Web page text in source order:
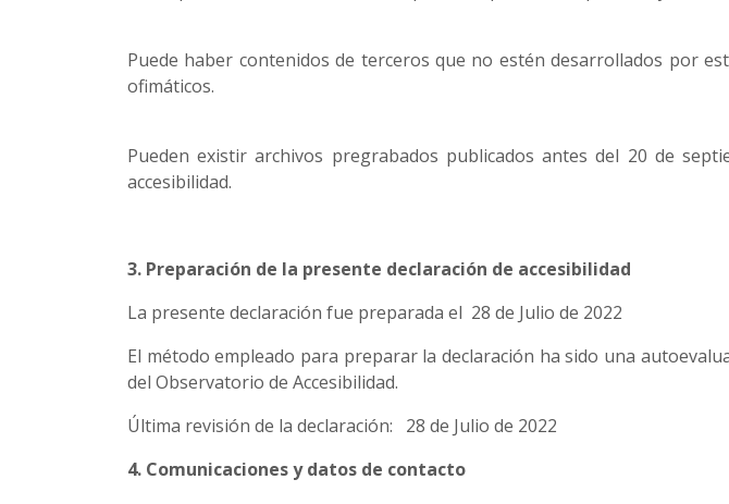
Puede haber contenidos de terceros que no estén desarrollados por
ofimáticos.
Pueden existir archivos pregrabados publicados antes del 20 de
accesibilidad.
3. Preparación de la presente declaración de accesibilidad
La presente declaración fue preparada el 28 de Julio de 2022
El método empleado para preparar la declaración ha sido una
del Observatorio de Accesibilidad.
Última revisión de la declaración: 28 de Julio de 2022
4. Comunicaciones y datos de contacto